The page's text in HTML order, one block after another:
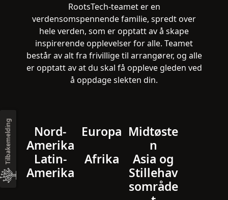
RootsTech-teamet er en
verdensomspennende familie, spredt over
hele verden, som er opptatt av å skape
inspirerende opplevelser for alle. Teamet
består av alt fra frivillige til arrangører, og alle
er opptatt av at du skal få oppleve gleden ved
å oppdage slekten din.
Nord-
Amerika
Europa Midtøste
n
Latin-
Amerika
Afrika
Asia og
Stillehav
sområde
Tilbakemelding